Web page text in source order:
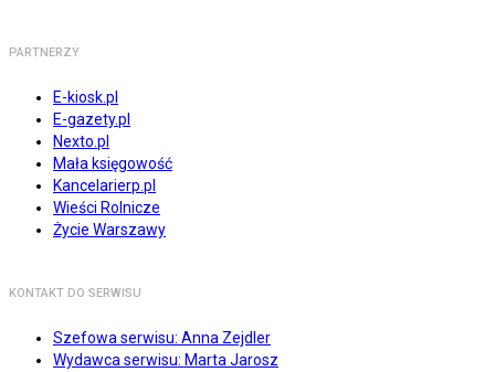
PARTNERZY
E-kiosk.pl
E-gazety.pl
Nexto.pl
Mała księgowość
Kancelarierp.pl
Wieści Rolnicze
Życie Warszawy
KONTAKT DO SERWISU
Szefowa serwisu: Anna Zejdler
Wydawca serwisu: Marta Jarosz